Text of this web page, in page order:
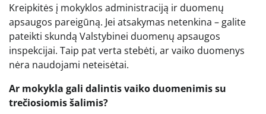
Kreipkitės į mokyklos administraciją ir duomenų
apsaugos pareigūną. Jei atsakymas netenkina – galite
pateikti skundą Valstybinei duomenų apsaugos
inspekcijai. Taip pat verta stebėti, ar vaiko duomenys
nėra naudojami neteisėtai.
Ar mokykla gali dalintis vaiko duomenimis su
trečiosiomis šalimis?